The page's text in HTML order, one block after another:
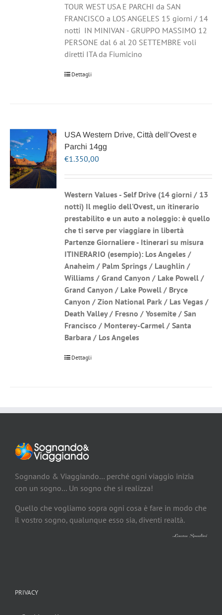
TOUR WEST USA E PARCHI da SAN
FRANCISCO a LOS ANGELES 15 giorni / 14
notti IN MINIVAN - GRUPPO MASSIMO 12
PERSONE dal 6 al 20 SETTEMBRE voli
diretti ITA da Fiumicino
Dettagli
USA Western Drive, Città dell’Ovest e
Parchi 14gg
€1.350,00
Western Values - Self Drive (14 giorni / 13
notti) Il meglio dell'Ovest, un itinerario
prestabilito e un auto a noleggio: è quello
che ti serve per viaggiare in libertà
Partenze Giornaliere - Itinerari su misura
ITINERARIO (esempio): Los Angeles /
Anaheim / Palm Springs / Laughlin /
Williams / Grand Canyon / Lake Powell /
Grand Canyon / Lake Powell / Bryce
Canyon / Zion National Park / Las Vegas /
Death Valley / Fresno / Yosemite / San
Francisco / Monterey-Carmel / Santa
Barbara / Los Angeles
Dettagli
Sognando & Viaggiando… perché ogni viaggio inizia
con un sogno… Un sogno che si realizza!
Quello che vogliamo sopra ogni cosa è fare in modo che
il vostro sogno, qualunque esso sia, diventi realtà.
PRIVACY